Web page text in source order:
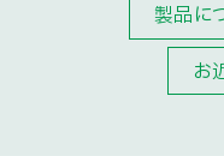
製品に
お